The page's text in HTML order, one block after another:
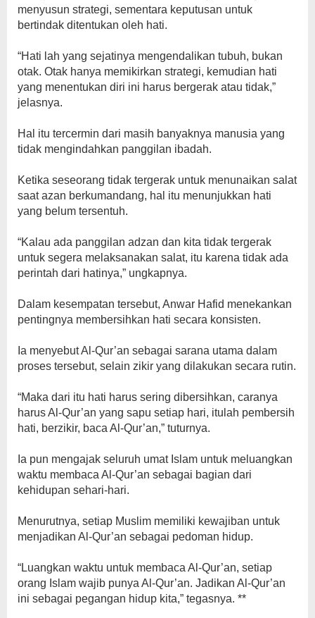
menyusun strategi, sementara keputusan untuk
bertindak ditentukan oleh hati.
‎“Hati lah yang sejatinya mengendalikan tubuh, bukan
otak. Otak hanya memikirkan strategi, kemudian hati
yang menentukan diri ini harus bergerak atau tidak,”
jelasnya.
‎Hal itu tercermin dari masih banyaknya manusia yang
tidak mengindahkan panggilan ibadah.
‎Ketika seseorang tidak tergerak untuk menunaikan salat
saat azan berkumandang, hal itu menunjukkan hati
yang belum tersentuh.
‎“Kalau ada panggilan adzan dan kita tidak tergerak
untuk segera melaksanakan salat, itu karena tidak ada
perintah dari hatinya,” ungkapnya.
‎Dalam kesempatan tersebut, Anwar Hafid menekankan
pentingnya membersihkan hati secara konsisten.
‎Ia menyebut Al-Qur’an sebagai sarana utama dalam
proses tersebut, selain zikir yang dilakukan secara rutin.
‎“Maka dari itu hati harus sering dibersihkan, caranya
harus Al-Qur’an yang sapu setiap hari, itulah pembersih
hati, berzikir, baca Al-Qur’an,” tuturnya.
‎Ia pun mengajak seluruh umat Islam untuk meluangkan
waktu membaca Al-Qur’an sebagai bagian dari
kehidupan sehari-hari.
‎Menurutnya, setiap Muslim memiliki kewajiban untuk
menjadikan Al-Qur’an sebagai pedoman hidup.
‎“Luangkan waktu untuk membaca Al-Qur’an, setiap
orang Islam wajib punya Al-Qur’an. Jadikan Al-Qur’an
ini sebagai pegangan hidup kita,” tegasnya. **